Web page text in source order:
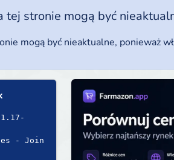
tej stronie mogą być
mogą być nieaktualne, ponieważ
- Join